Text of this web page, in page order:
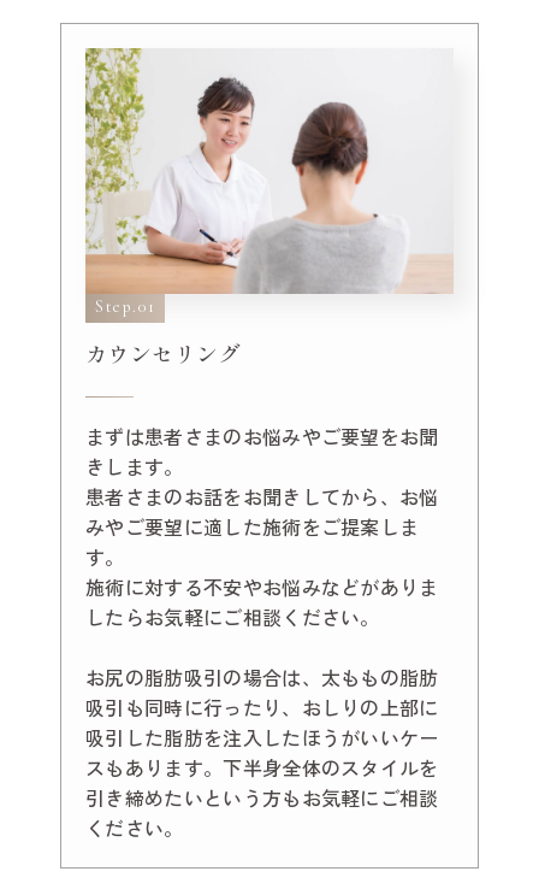
Step.01
カウンセリング
まずは患者さまのお悩みやご要望をお聞
きします。
患者さまのお話をお聞きしてから、お悩
みやご要望に適した施術をご提案しま
す。
施術に対する不安やお悩みなどがありま
したらお気軽にご相談ください。
お尻の脂肪吸引の場合は、太ももの脂肪
吸引も同時に行ったり、おしりの上部に
吸引した脂肪を注入したほうがいいケー
スもあります。下半身全体のスタイルを
引き締めたいという方もお気軽にご相談
ください。